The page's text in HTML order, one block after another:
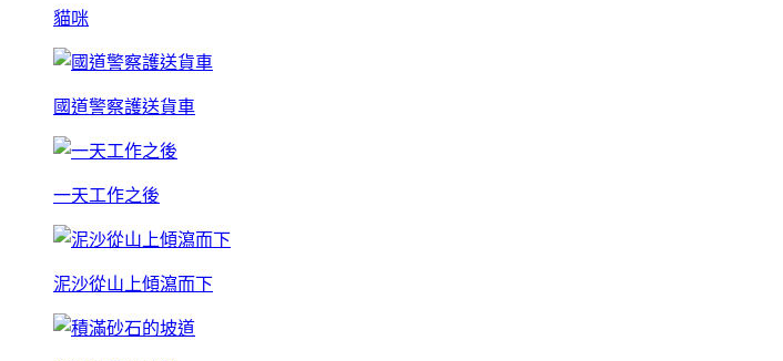
貓咪
國道警察護送貨車
一天工作之後
泥沙從山上傾瀉而下